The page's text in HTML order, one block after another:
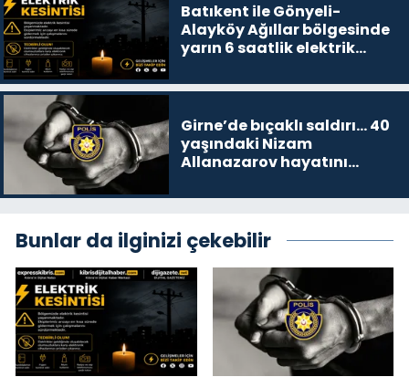
Batıkent ile Gönyeli-
Alayköy Ağıllar bölgesinde
yarın 6 saatlik elektrik
Girne’de bıçaklı saldırı… 40
yaşındaki Nizam
Allanazarov hayatını
Bunlar da ilginizi çekebilir